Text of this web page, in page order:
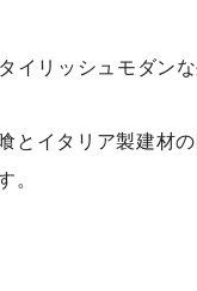
イリッシュモダン
とイタリア製建材
。